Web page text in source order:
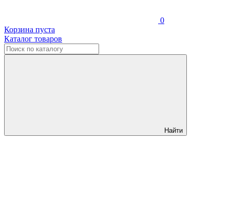
0
Корзина пуста
Каталог товаров
Найти